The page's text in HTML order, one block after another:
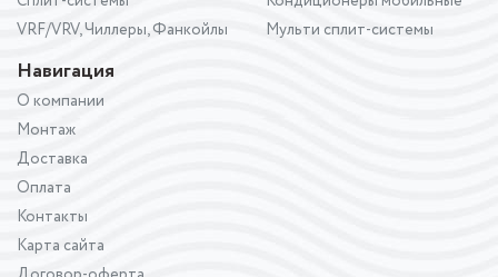
VRF/VRV, Чиллеры, Фанкойлы
Мульти сплит-системы
Навигация
О компании
Монтаж
Доставка
Оплата
Контакты
Карта сайта